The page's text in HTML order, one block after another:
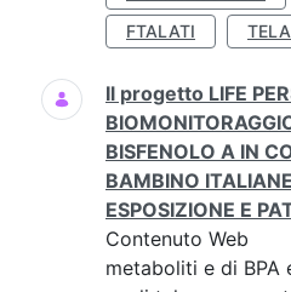
FTALATI
Il progetto LIFE
BISFENOLO A IN
BAMBINO
ESPOSIZIONE E
Contenuto Web
metaboliti e di